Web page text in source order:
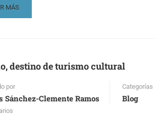
MÁS
destino de turismo cultural
por
Sánchez-Clemente Ramos
Categorías
Blog